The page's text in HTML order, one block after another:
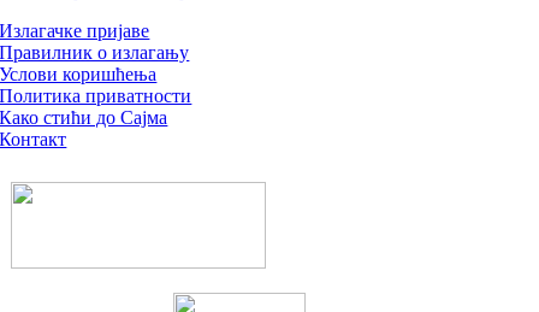
Излагачке пријаве
Правилник о излагању
Услови коришћења
Политика приватности
Како стићи до Сајма
Контакт